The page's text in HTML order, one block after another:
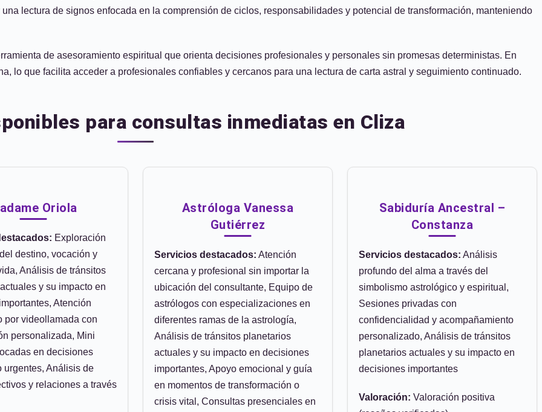
lectura de signos enfocada en la comprensión de ciclos, responsabilidades y potencial de transformación, manteniendo
de asesoramiento espiritual que orienta decisiones profesionales y personales sin promesas deterministas. En
lo que facilita acceder a profesionales confiables y cercanos para una lectura de carta astral y seguimiento continuado.
para consultas inmediatas en Cliza
Oriola
Exploración
destino, vocación y
Análisis de tránsitos
y su impacto en
Atención
por videollamada con
personalizada, Mini
en decisiones
urgentes, Análisis de
y relaciones a través
Astróloga Vanessa
Gutiérrez
Servicios destacados: Atención
cercana y profesional sin importar la
ubicación del consultante, Equipo de
astrólogos con especializaciones en
diferentes ramas de la astrología,
Análisis de tránsitos planetarios
actuales y su impacto en decisiones
importantes, Apoyo emocional y guía
en momentos de transformación o
crisis vital, Consultas presenciales en
Sabiduría Ancestral –
Constanza
Servicios destacados: Análisis
profundo del alma a través del
simbolismo astrológico y espiritual,
Sesiones privadas con
confidencialidad y acompañamiento
personalizado, Análisis de tránsitos
planetarios actuales y su impacto en
decisiones importantes
Valoración: Valoración positiva